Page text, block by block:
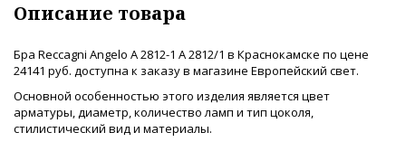
Описание товара
Бра Reccagni Angelo A 2812-1 A 2812/1 в Краснокамске по цене
24141 руб. доступна к заказу в магазине Европейский свет.
Основной особенностью этого изделия является цвет
арматуры, диаметр, количество ламп и тип цоколя,
стилистический вид и материалы.